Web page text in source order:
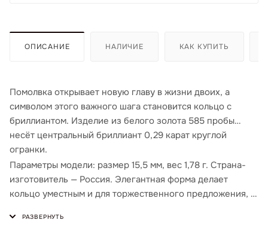
ОПИСАНИЕ НАЛИЧИЕ КАК КУПИТЬ
Помолвка открывает новую главу в жизни двоих, а
символом этого важного шага становится кольцо с
бриллиантом. Изделие из белого золота 585 пробы
несёт центральный бриллиант 0,29 карат круглой
огранки.
Параметры модели: размер 15,5 мм, вес 1,78 г. Страна-
изготовитель — Россия. Элегантная форма делает
кольцо уместным и для торжественного предложения, и